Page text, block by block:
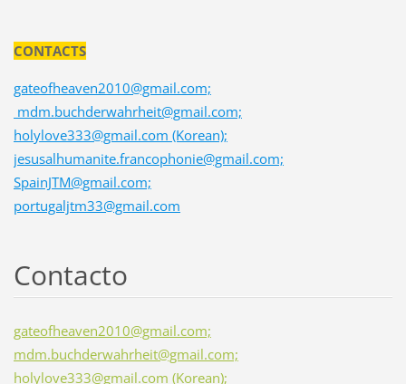
CONTACTS
gateofheaven2010@gmail.com;
mdm.buchderwahrheit@gmail.com;
holylove333@gmail.com (Korean);
jesusalhumanite.francophonie@gmail.com;
SpainJTM@gmail.com;
portugaljtm33@gmail.com
Contacto
gateofheaven2010@gmail.com;
mdm.buchderwahrheit@gmail.com;
holylove333@gmail.com (Korean);